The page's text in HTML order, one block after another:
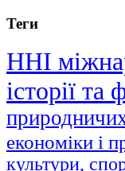
Теги
ННІ
історії та
економіки і
культури,